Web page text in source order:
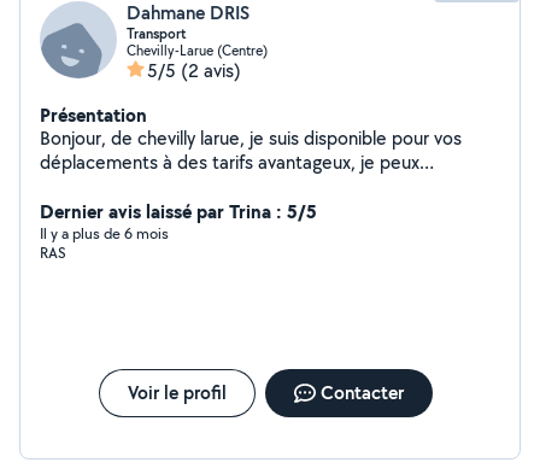
Dahmane DRIS
Transport
Chevilly-Larue (Centre)
5/5 (2 avis)
Présentation
Bonjour, de chevilly larue, je suis disponible pour vos
déplacements à des tarifs avantageux, je peux
volumineux. N'hésitez pas à me contacter ci-besoin.
Dernier avis laissé par Trina : 5/5
Il y a plus de 6 mois
RAS
Voir le profil Contacter